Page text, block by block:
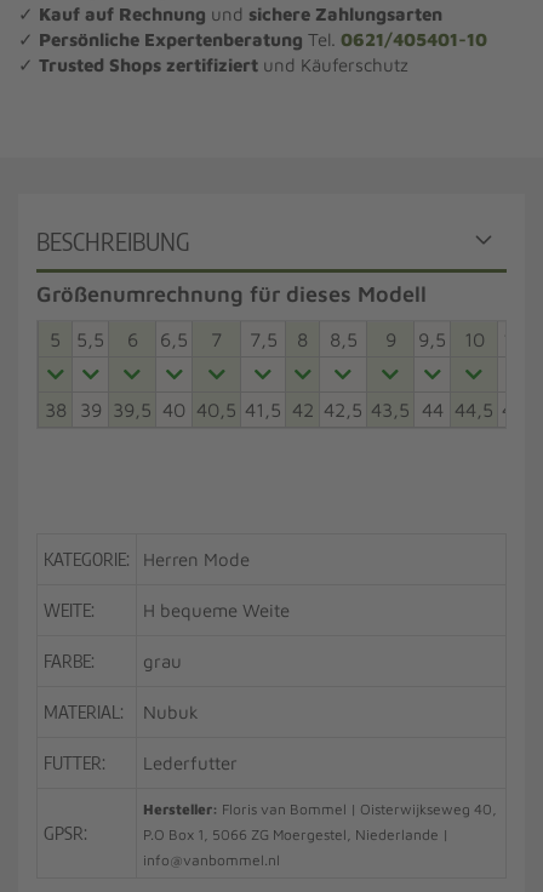
✓ Kauf auf Rechnung und sichere Zahlungsarten
✓ Persönliche Expertenberatung Tel. 0621/405401-10
✓ Trusted Shops zertifiziert und Käuferschutz
BESCHREIBUNG
Größenumrechnung für dieses Modell
5 5,5 6 6,5 7 7,5 8 8,5 9 9,5 10
38 39 39,5 40 40,5 41,5 42 42,5 43,5 44 44,5 45,5
KATEGORIE: Herren Mode
WEITE: H bequeme Weite
FARBE: grau
MATERIAL: Nubuk
FUTTER: Lederfutter
GPSR:
Hersteller: Floris van Bommel | Oisterwijkseweg 40,
P.O Box 1, 5066 ZG Moergestel, Niederlande |
info@vanbommel.nl